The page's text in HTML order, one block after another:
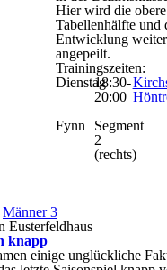
Hier wird die obere
Tabellenhälfte und
Entwicklung
angepeilt.
Trainingszeiten:
Dienstag18:30-
20:00
Fynn
Segment
2
(rechts)
Männer 3
Eusterfeldhaus
knapp
einige unglückliche